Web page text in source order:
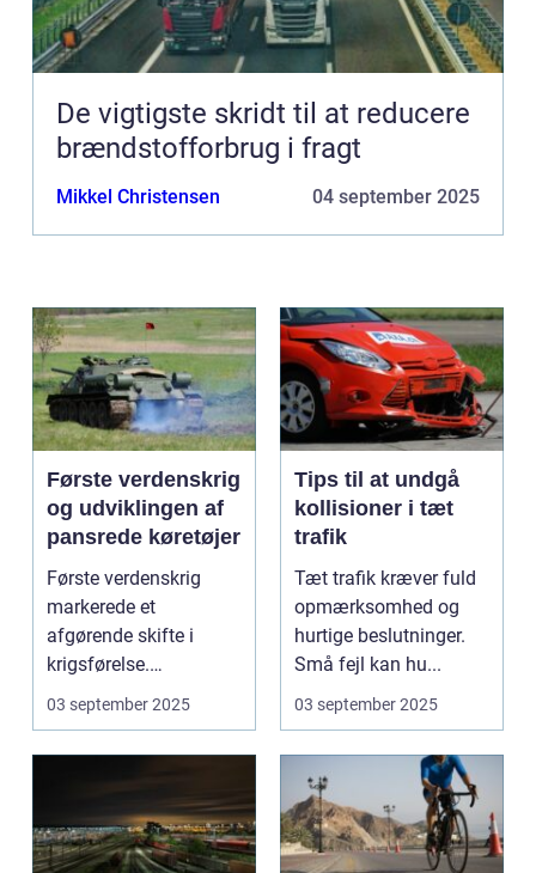
De vigtigste skridt til at reducere
brændstofforbrug i fragt
Mikkel Christensen 04 september 2025
Første verdenskrig
og udviklingen af
pansrede køretøjer
Første verdenskrig
markerede et
afgørende skifte i
krigsførelse.
Industrialiser...
03 september 2025
Tips til at undgå
kollisioner i tæt
trafik
Tæt trafik kræver fuld
opmærksomhed og
hurtige beslutninger.
Små fejl kan hu...
03 september 2025